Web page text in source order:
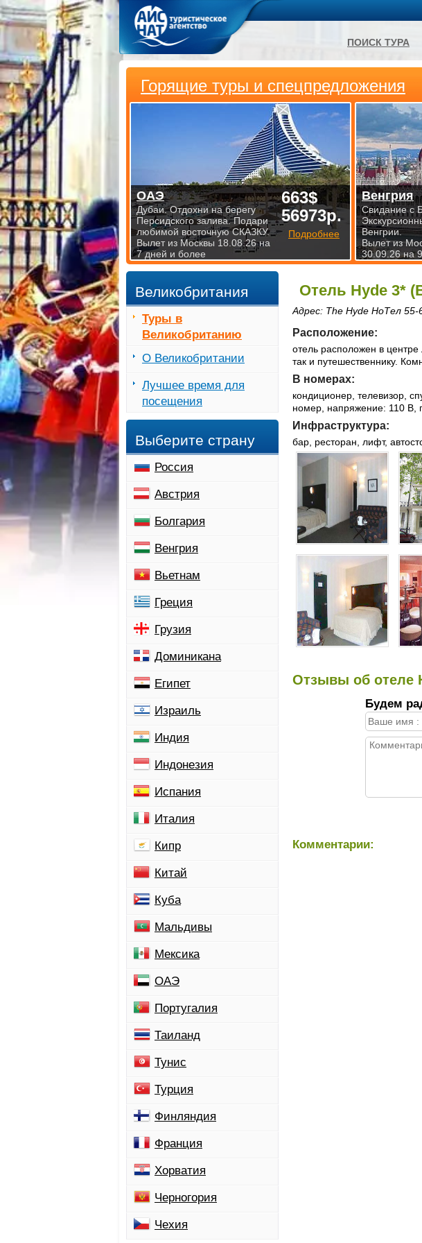
Отель Hyde 3*
Адрес: The Hyde HoТел
Расположение:
отель расположен в
так и путешественнику.
В номерах:
кондиционер, телевизор,
номер, напряжение: 110 В,
Инфраструктура:
бар, ресторан, лифт,
Отзывы об отеле
Будем
Комментарии:
Великобритания
Туры в
Великобританию
О Великобритании
Лучшее время для
посещения
Выберите страну
Россия
Австрия
Болгария
Венгрия
Вьетнам
Греция
Грузия
Доминикана
Египет
Израиль
Индия
Индонезия
Испания
Италия
Кипр
Китай
Куба
Мальдивы
Мексика
ОАЭ
Португалия
Таиланд
Тунис
Турция
Финляндия
Франция
Хорватия
Черногория
Чехия
Горящие туры и спецпредложения
663$
56973р.
Подробнее
ОАЭ
Дубаи. Отдохни на берегу
Персидского залива. Подари
любимой восточную СКАЗКУ.
Вылет из Москвы 18.08.26 на
7 дней и более
Венгрия
Свидание с
Венгрии.
Вылет из
30.09.26 на
ПОИСК ТУРА